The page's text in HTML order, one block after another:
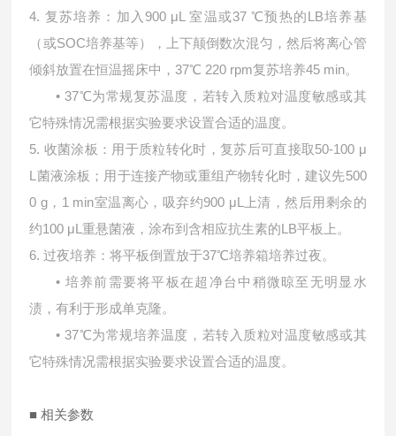
4. 复苏培养：加入900 μL 室温或37 ℃预热的LB培养基
（或SOC培养基等），上下颠倒数次混匀，然后将离心管
倾斜放置在恒温摇床中，37℃ 220 rpm复苏培养45 min。
• 37℃为常规复苏温度，若转入质粒对温度敏感或其
它特殊情况需根据实验要求设置合适的温度。
5. 收菌涂板：用于质粒转化时，复苏后可直接取50-100 μ
L菌液涂板；用于连接产物或重组产物转化时，建议先500
0 g，1 min室温离心，吸弃约900 μL上清，然后用剩余的
约100 μL重悬菌液，涂布到含相应抗生素的LB平板上。
6. 过夜培养：将平板倒置放于37℃培养箱培养过夜。
• 培养前需要将平板在超净台中稍微晾至无明显水
渍，有利于形成单克隆。
• 37℃为常规培养温度，若转入质粒对温度敏感或其
它特殊情况需根据实验要求设置合适的温度。
■ 相关参数